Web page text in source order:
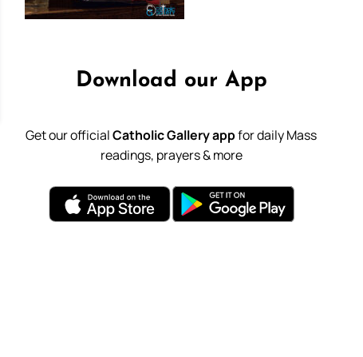
Download our App
Get our officialCatholic Gallery appfor daily Mass
readings, prayers & more